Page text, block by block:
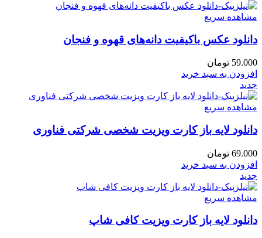
مشاهده سریع
دانلود عکس باکیفیت دانه‌های قهوه و فنجان
59.000 تومان
افزودن به سبد خرید
جدید
مشاهده سریع
دانلود لایه باز کارت ویزیت شخصی شرکتی فناوری
69.000 تومان
افزودن به سبد خرید
جدید
مشاهده سریع
دانلود لایه باز کارت ویزیت کافی شاپ